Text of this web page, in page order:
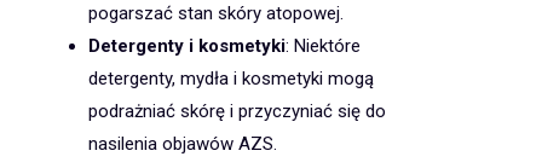
pogarszać stan skóry atopowej.
Detergenty i kosmetyki: Niektóre
detergenty, mydła i kosmetyki mogą
podrażniać skórę i przyczyniać się do
nasilenia objawów AZS.